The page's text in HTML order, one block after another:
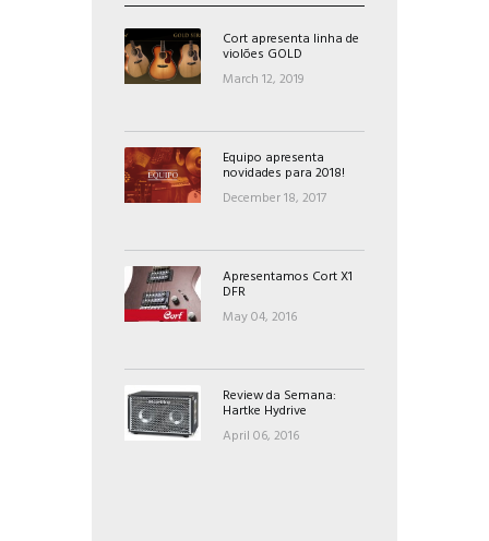
Cort apresenta linha de
violões GOLD
March 12, 2019
Equipo apresenta
novidades para 2018!
December 18, 2017
Apresentamos Cort X1
DFR
May 04, 2016
Review da Semana:
Hartke Hydrive
April 06, 2016